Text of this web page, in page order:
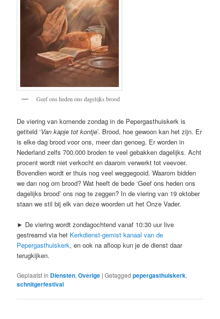
Geef ons heden ons dagelijks brood
De viering van komende zondag in de Pepergasthuiskerk is
getiteld ‘Van kapje tot kontje’. Brood, hoe gewoon kan het zijn. Er
is elke dag brood voor ons, meer dan genoeg. Er worden in
Nederland zelfs 700.000 broden te veel gebakken dagelijks. Acht
procent wordt niet verkocht en daarom verwerkt tot veevoer.
Bovendien wordt er thuis nog veel weggegooid. Waarom bidden
we dan nog om brood? Wat heeft de bede ‘Geef ons heden ons
dagelijks brood’ ons nog te zeggen? In de viering van 19 oktober
staan we stil bij elk van deze woorden uit het Onze Vader.
► De viering wordt zondagochtend vanaf 10:30 uur live
gestreamd via het Kerkdienst-gemist kanaal van de
Pepergasthuiskerk, en ook na afloop kun je de dienst daar
terugkijken.
Geplaatst in Diensten,Overige |Getagged pepergasthuiskerk,
schnitgerfestival